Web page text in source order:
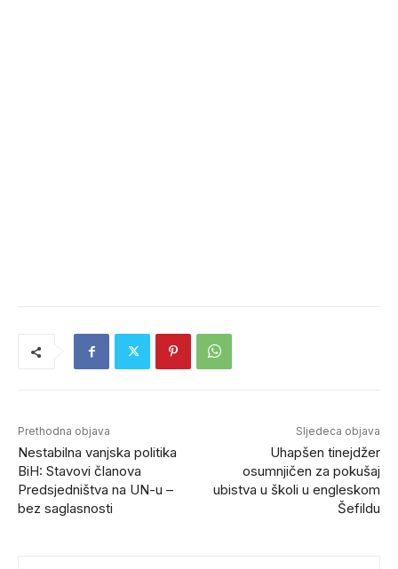
Prethodna objava
Nestabilna vanjska politika
BiH: Stavovi članova
Predsjedništva na UN-u –
bez saglasnosti
Sljedeca objava
Uhapšen tinejdžer
osumnjičen za pokušaj
ubistva u školi u engleskom
Šefildu